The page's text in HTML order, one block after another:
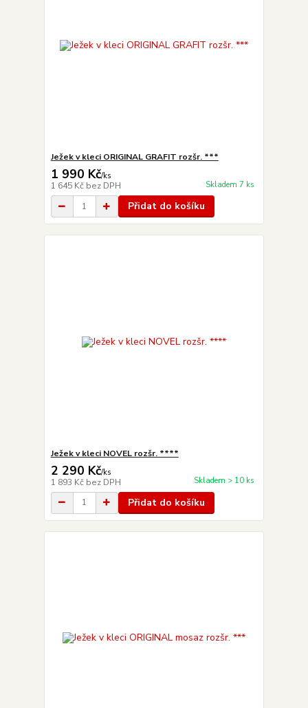
Ježek v kleci ORIGINAL GRAFIT rozšr. ***
1 990 Kč/ks
1 645 Kč bez DPH Skladem 7 ks
Přidat do košíku
Ježek v kleci NOVEL rozšr. ****
2 290 Kč/ks
1 893 Kč bez DPH Skladem > 10 ks
Přidat do košíku